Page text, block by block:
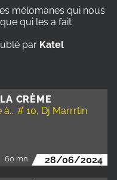
CRÈME
# 10, Dj Marrrtin
60 mn 28/06/2024
mélomanes qui nous
qui les a fait
par Katel